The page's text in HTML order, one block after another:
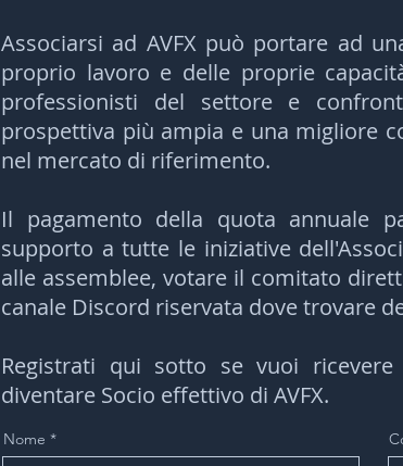
Associarsi ad AVFX può portare ad
proprio lavoro e delle proprie
professionisti del settore e
prospettiva più ampia e una migliore
nel mercato di riferimento.
Il pagamento della quota annuale
supporto a tutte le iniziative
alle assemblee, votare il comitato
canale Discord riservata dove trovare
Registrati qui sotto se vuoi
diventare Socio effettivo di AVFX.
Nome